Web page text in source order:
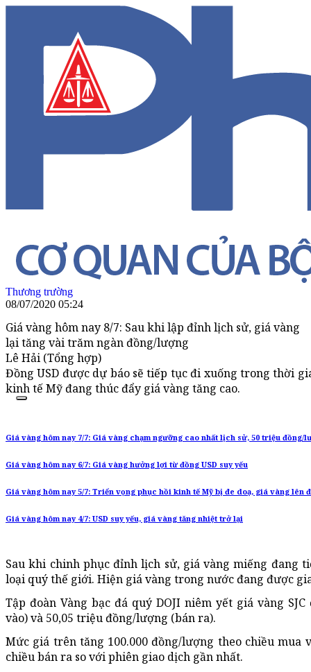
Thương trường
08/07/2020 05:24
Giá vàng hôm nay 8/7: Sau khi lập đỉnh lịch sử, giá vàng
lại tăng vài trăm ngàn đồng/lượng
Lê Hải (Tổng hợp)
Đồng USD được dự báo sẽ tiếp tục đi xuống trong thời
kinh tế Mỹ đang thúc đẩy giá vàng tăng cao.
Giá vàng hôm nay 7/7: Giá vàng chạm ngưỡng cao nhất lịch sử, 50 triệu đồng/
Giá vàng hôm nay 6/7: Giá vàng hưởng lợi từ đồng USD suy yếu
Giá vàng hôm nay 5/7: Triển vọng phục hồi kinh tế Mỹ bị đe doạ, giá vàng lên
Giá vàng hôm nay 4/7: USD suy yếu, giá vàng tăng nhiệt trở lại
Sau khi chinh phục đỉnh lịch sử, giá vàng miếng đang
loại quý thế giới. Hiện giá vàng trong nước đang được
Tập đoàn Vàng bạc đá quý DOJI niêm yết giá vàng
vào) và 50,05 triệu đồng/lượng (bán ra).
Mức giá trên tăng 100.000 đồng/lượng theo chiều mua
chiều bán ra so với phiên giao dịch gần nhất.